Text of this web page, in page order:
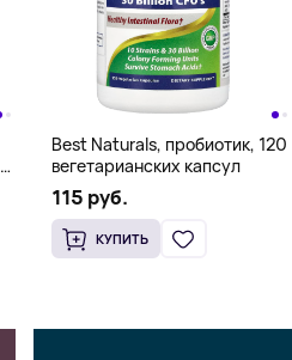
Best Naturals, пробиотик, 120
вегетарианских капсул
115 руб.
КУПИТЬ